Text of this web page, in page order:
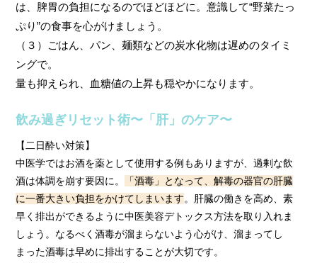
は、脾胃の負担になるのでほどほどに。意識して“野菜たっ
ぷり”の食事を心がけましょう。
（３）ごはん、パン、麺類などの炭水化物は遅めのタイミ
ングで。
量も抑えられ、血糖値の上昇も穏やかになります。
飲み過ぎリセット術〜「肝」のケア〜
【二日酔い対策】
中医学ではお酒を薬として使用する例もありますが、過剰な飲
酒は体調を崩す要因に。
「酒毒」となって、解毒の器官の肝臓
に一番大きい負担をかけてしまいます。肝臓の働きを高め、素
早く排出ができるように中医美容デトックス方法を取り入れま
しょう。なるべく酒毒が溜まらないよう心がけ、溜まってし
まった酒毒は早めに排出することが大切です。